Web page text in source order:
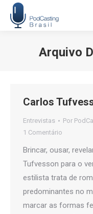
Arquivo
Carlos
Entrevistas Por
1 Comentário
Brincar, ousar,
Tufvesson para o
estilista trata de
predominantes no
marcar as formas